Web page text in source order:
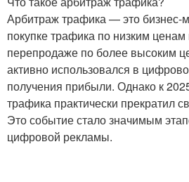
Арбитраж трафика — это бизнес-
покупке трафика по низким
перепродаже по более высоким
активно использовался в
получения прибыли. Однако к
трафика практически прекратил
Это событие стало значимым
цифровой рекламы.